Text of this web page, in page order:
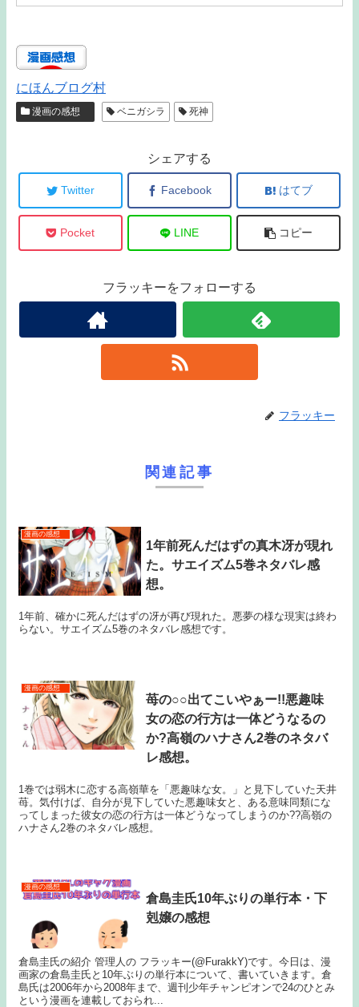
にほんブログ村
漫画の感想 ベニガシラ 死神
シェアする
Twitter Facebook はてブ
Pocket LINE コピー
フラッキーをフォローする
フラッキー
関連記事
漫画の感想
1年前死んだはずの真木冴が現れ
た。サエイズム5巻ネタバレ感
想。
1年前、確かに死んだはずの冴が再び現れた。悪夢の様な現実は終わ
らない。サエイズム5巻のネタバレ感想です。
漫画の感想
苺の○○出てこいやぁー!!悪趣味
女の恋の行方は一体どうなるの
か?高嶺のハナさん2巻のネタバ
レ感想。
1巻では弱木に恋する高嶺華を「悪趣味な女。」と見下していた天井
苺。気付けば、自分が見下していた悪趣味女と、ある意味同類にな
ってしまった彼女の恋の行方は一体どうなってしまうのか??高嶺の
ハナさん2巻のネタバレ感想。
漫画の感想
倉島圭氏10年ぶりの単行本・下
剋嬢の感想
倉島圭氏の紹介 管理人の フラッキー(@FurakkY)です。今日は、漫
画家の倉島圭氏と10年ぶりの単行本について、書いていきます。倉
島氏は2006年から2008年まで、週刊少年チャンピオンで24のひとみ
という漫画を連載しておられ...